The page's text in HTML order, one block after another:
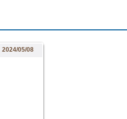
2024/05/08